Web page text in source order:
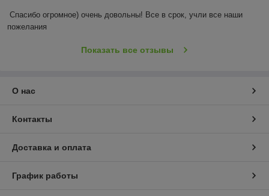
Спасибо огромное) очень довольны! Все в срок, учли все наши
пожелания
Показать все отзывы
О нас
Контакты
Доставка и оплата
График работы